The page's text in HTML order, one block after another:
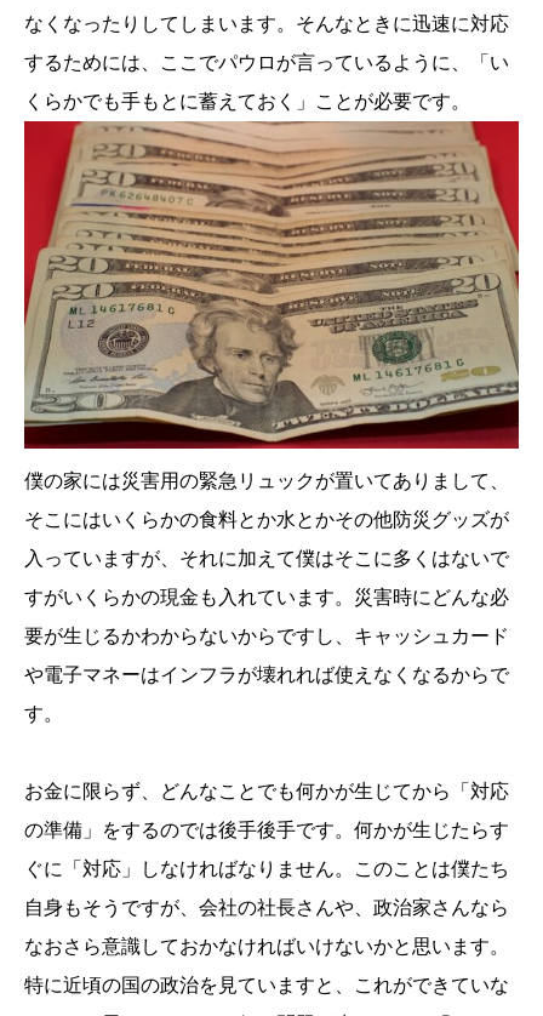
なくなったりしてしまいます。そんなときに迅速に対応
するためには、ここでパウロが言っているように、「い
くらかでも手もとに蓄えておく」ことが必要です。
僕の家には災害用の緊急リュックが置いてありまして、
そこにはいくらかの食料とか水とかその他防災グッズが
入っていますが、それに加えて僕はそこに多くはないで
すがいくらかの現金も入れています。災害時にどんな必
要が生じるかわからないからですし、キャッシュカード
や電子マネーはインフラが壊れれば使えなくなるからで
す。
お金に限らず、どんなことでも何かが生じてから「対応
の準備」をするのでは後手後手です。何かが生じたらす
ぐに「対応」しなければなりません。このことは僕たち
自身もそうですが、会社の社長さんや、政治家さんなら
なおさら意識しておかなければいけないかと思います。
特に近頃の国の政治を見ていますと、これができていな